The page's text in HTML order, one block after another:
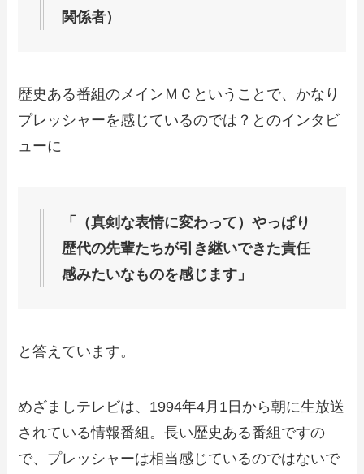
関係者）
歴史ある番組のメインＭＣということで、かなり
プレッシャーを感じているのでは？とのインタビ
ューに
「（真剣な表情に変わって）やっぱり
歴代の先輩たちが引き継いできた責任
感みたいなものを感じます」
と答えています。
めざましテレビは、1994年4月1日から朝に生放送
されている情報番組。長い歴史ある番組ですの
で、プレッシャーは相当感じているのではないで